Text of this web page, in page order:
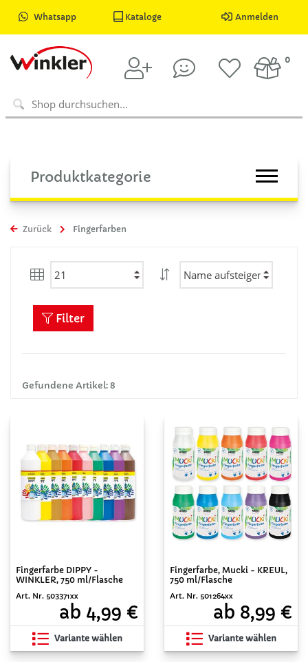
Whatsapp Kataloge Anmelden
0
Produktkategorie
Zurück Fingerfarben
Gefundene Artikel: 8
Filter
Fingerfarbe DIPPY -
WINKLER, 750 ml/Flasche
Art. Nr. 503371xx
ab 4,99 €
Variante wählen
Fingerfarbe, Mucki - KREUL,
750 ml/Flasche
Art. Nr. 501264xx
ab 8,99 €
Variante wählen